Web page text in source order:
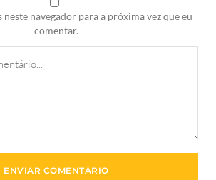
neste navegador para a próxima vez que eu
comentar.